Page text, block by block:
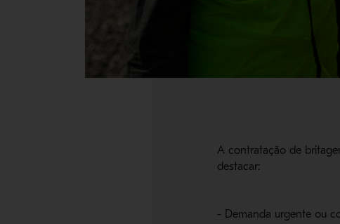
A contratação de
destacar:
- Demanda urgente ou